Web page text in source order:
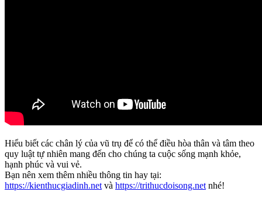
Hiểu biết các chân lý của vũ trụ để có thể điều hòa thân và tâm theo
quy luật tự nhiên mang đến cho chúng ta cuộc sống mạnh khỏe,
hạnh phúc và vui vẻ.
Bạn nên xem thêm nhiều thông tin hay tại:
https://kienthucgiadinh.net và https://trithucdoisong.net nhé!